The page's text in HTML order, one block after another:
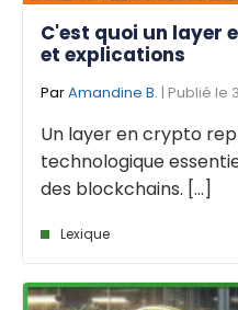
C'est quoi un layer
et explications
ParAmandine B. | Publié le
Un layer en crypto
technologique
des blockchains. [...]
Lexique